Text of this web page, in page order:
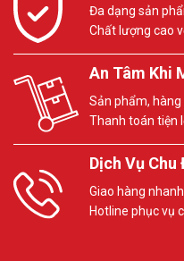
Đa dạng sản
Chất lượng cao
An Tâm Khi
Sản phẩm,
Thanh toán tiện
Dịch Vụ Chu
Giao hàng
Hotline phục vụ